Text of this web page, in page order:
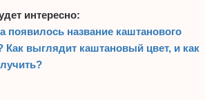
интересно:
появилось название каштанового
Как выглядит каштановый цвет, и как